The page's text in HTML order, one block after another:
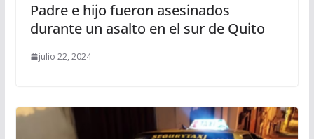
Padre e hijo fueron asesinados
durante un asalto en el sur de Quito
julio 22, 2024